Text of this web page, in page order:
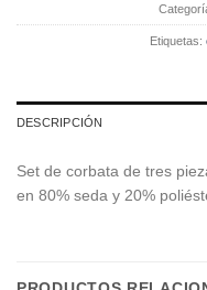
Etiquetas:
DESCRIPCIÓN
Set de corbata de tres
en 80% seda y 20%